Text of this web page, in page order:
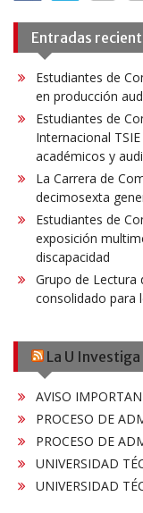
Entradas
Estudiantes de
en producción
Estudiantes de
Internacional
académicos y
La Carrera de
decimosexta
Estudiantes de
exposición
discapacidad
Grupo de Lectura
consolidado para
La U Investiga
AVISO
PROCESO DE
PROCESO DE
UNIVERSIDAD
UNIVERSIDAD